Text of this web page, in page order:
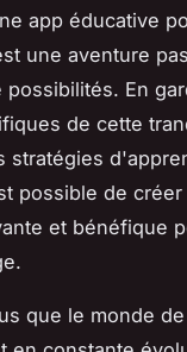
app éducative
une aventure
En
de cette
stratégies
possible de
et bénéfique
que le monde